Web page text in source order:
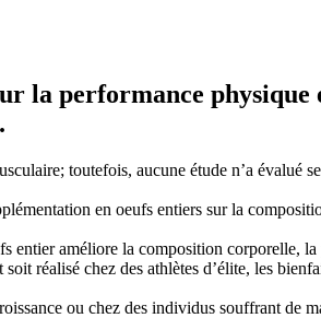
la performance
toutefois, aucune étude n’a évalué
en oeufs entiers sur la
entier améliore la composition corporelle,
réalisé chez des athlètes d’élite, les
ou chez des individus souffrant de